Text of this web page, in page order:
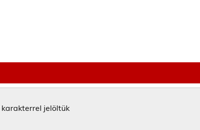
karakterrel jelöltük